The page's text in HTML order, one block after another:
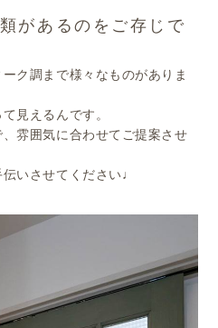
があるのをご存じで
ク調まで様々なものがありま
見えるんです。
雰囲気に合わせてご提案させ
いさせてください♩